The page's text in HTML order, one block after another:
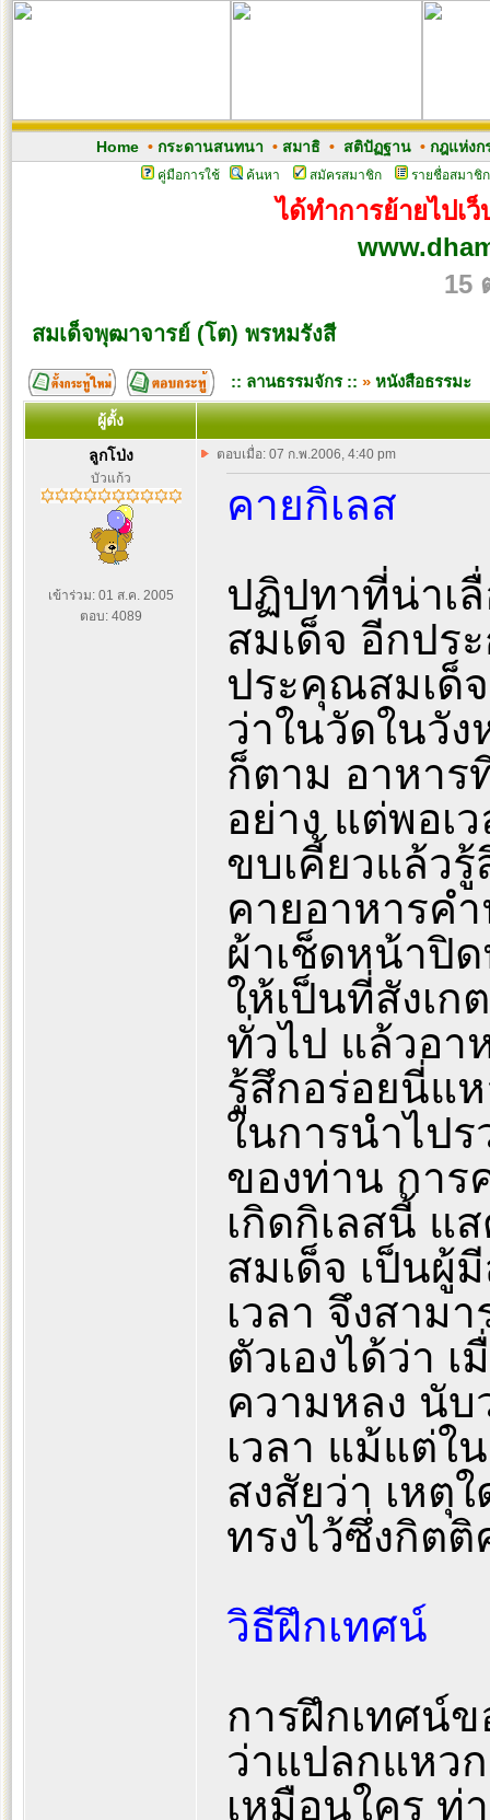
Home• กระดานสนทนา • สมาธิ• สติปัฏฐาน• กฎแห่งก
คู่มือการใช้ ค้นหา สมัครสมาชิก รายชื่อสมาชิก
ได้ทำการย้ายไปเ
15
สมเด็จพุฒาจารย์ (โต) พรหมรังสี
:: ลานธรรมจักร :: » หนังสือธรรมะ
ผู้ตั้ง
ลูกโป่ง
บัวแก้ว
เข้าร่วม: 01 ส.ค. 2005
ตอบ: 4089
ตอบเมื่อ: 07 ก.พ.2006, 4:40 pm
คายกิเลส
ปฏิปทาที่น่าเ
สมเด็จ อีกปร
ประคุณสมเด็
ว่าในวัดในวั
ก็ตาม อาหา
อย่าง แต่พอเ
ขบเคี้ยวแล้ว
คายอาหารค
ผ้าเช็ดหน้าปิ
ให้เป็นที่สังเก
ทั่วไป แล้วอ
รู้สึกอร่อยนี่แ
ในการนำไปร
ของท่าน การ
เกิดกิเลสนี้ แ
สมเด็จ เป็นผู้
เวลา จึงสาม
ตัวเองได้ว่า
ความหลง นั
เวลา แม้แต่ใ
สงสัยว่า เหตุ
ทรงไว้ซึ่งกิต
วิธีฝึกเทศน์
การฝึกเทศน์
ว่าแปลกแหว
เหมือนใคร ท่